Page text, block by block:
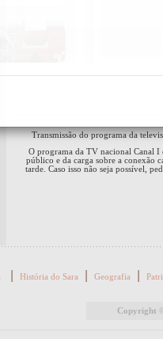
Transmissão do programa da
O programa da TV nacional Canal I
público e da carga sobre a conexão
tarde. Caso isso não seja possível,
| História do Sara| Geografia|
Copyright